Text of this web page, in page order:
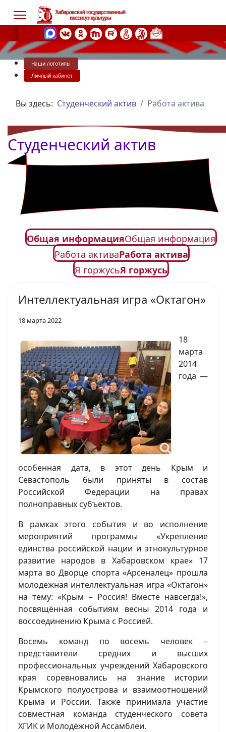
Наши логотипы
Личный кабинет
Вы здесь: Студенческий актив Работа актива
Студенческий актив
Общая информацияОбщая информация
Работа активаРабота актива
Я горжусьЯ горжусь
Интеллектуальная игра «Октагон»
18 марта 2022
18
марта
2014
года —
особенная дата, в этот день Крым и
Севастополь были приняты в состав
Российской Федерации на правах
полноправных субъектов.
В рамках этого события и во исполнение
мероприятий программы «Укрепление
единства российской нации и этнокультурное
развитие народов в Хабаровском крае» 17
марта во Дворце спорта «Арсеналец» прошла
молодежная интеллектуальная игра «Октагон»
на тему: «Крым – Россия! Вместе навсегда!»,
посвящённая событиям весны 2014 года и
воссоединению Крыма с Россией.
Восемь команд по восемь человек –
представители средних и высших
профессиональных учреждений Хабаровского
края соревновались на знание истории
Крымского полуострова и взаимоотношений
Крыма и России. Также принимала участие
совместная команда студенческого совета
ХГИК и Молодёжной Ассамблеи.